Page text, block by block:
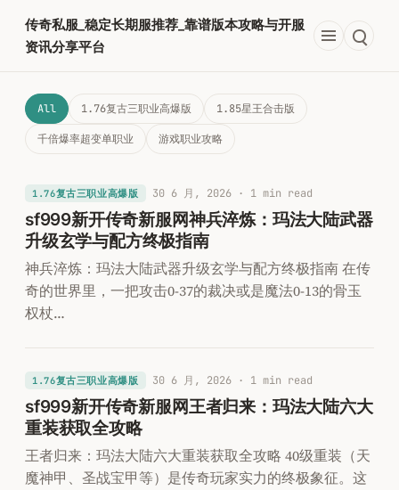
内
传奇私服_稳定长期服推荐_靠谱版本攻略与开服
资讯分享平台
All 1.76复古三职业高爆版 1.85星王合击版
千倍爆率超变单职业​ 游戏职业攻略
1.76复古三职业高爆版 30 6 月, 2026· 1 min read
sf999新开传奇新服网神兵淬炼：玛法大陆武器
升级玄学与配方终极指南
神兵淬炼：玛法大陆武器升级玄学与配方终极指南 在传
奇的世界里，一把攻击0-37的裁决或是魔法0-13的骨玉
权杖…
1.76复古三职业高爆版 30 6 月, 2026· 1 min read
sf999新开传奇新服网王者归来：玛法大陆六大
重装获取全攻略
王者归来：玛法大陆六大重装获取全攻略 40级重装（天
魔神甲、圣战宝甲等）是传奇玩家实力的终极象征。这